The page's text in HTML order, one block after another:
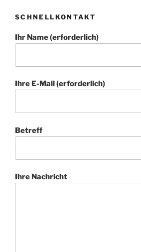
SCHNELLKONTAKT
Ihr Name (erforderlich)
Ihre E-Mail (erforderlich)
Betreff
Ihre Nachricht